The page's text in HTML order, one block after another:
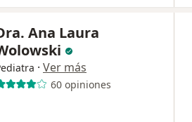
Ana Laura
· Ver más
60 opiniones